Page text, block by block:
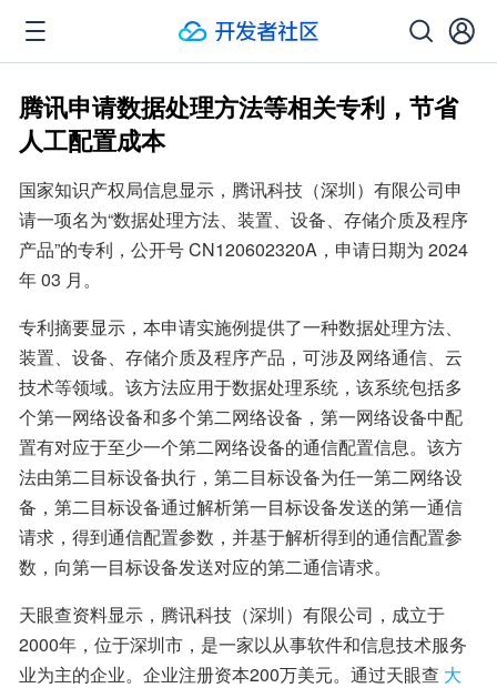
腾讯申请数据处理方法等相关专利，节省
人工配置成本
国家知识产权局信息显示，腾讯科技（深圳）有限公司申
请一项名为“数据处理方法、装置、设备、存储介质及程序
产品”的专利，公开号 CN120602320A，申请日期为 2024
年 03 月。
专利摘要显示，本申请实施例提供了一种数据处理方法、
装置、设备、存储介质及程序产品，可涉及网络通信、云
技术等领域。该方法应用于数据处理系统，该系统包括多
个第一网络设备和多个第二网络设备，第一网络设备中配
置有对应于至少一个第二网络设备的通信配置信息。该方
法由第二目标设备执行，第二目标设备为任一第二网络设
备，第二目标设备通过解析第一目标设备发送的第一通信
请求，得到通信配置参数，并基于解析得到的通信配置参
数，向第一目标设备发送对应的第二通信请求。
天眼查资料显示，腾讯科技（深圳）有限公司，成立于
2000年，位于深圳市，是一家以从事软件和信息技术服务
业为主的企业。企业注册资本200万美元。通过天眼查 大